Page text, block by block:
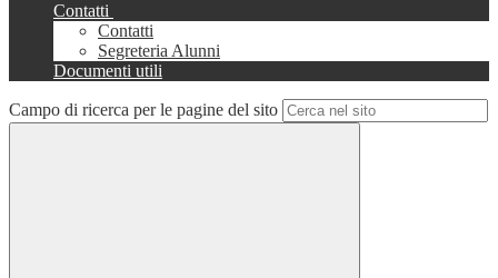
Contatti
Contatti
Segreteria Alunni
Documenti utili
Campo di ricerca per le pagine del sito